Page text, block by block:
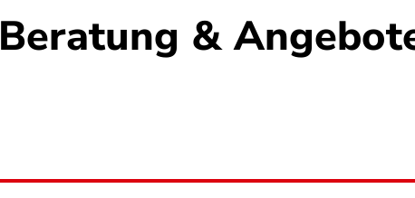
Beratung &